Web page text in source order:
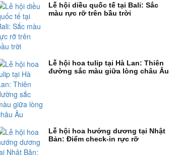
Lễ hội diều quốc tế tại Bali: Sắc
màu rực rỡ trên bầu trời
Lễ hội hoa tulip tại Hà Lan: Thiên
đường sắc màu giữa lòng châu Âu
Lễ hội hoa hướng dương tại Nhật
Bản: Điểm check-in rực rỡ